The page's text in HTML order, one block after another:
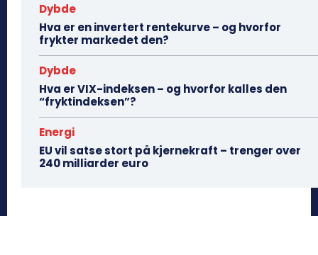
Dybde
Hva er en invertert rentekurve – og hvorfor
frykter markedet den?
Dybde
Hva er VIX-indeksen – og hvorfor kalles den
“fryktindeksen”?
Energi
EU vil satse stort på kjernekraft – trenger over
240 milliarder euro